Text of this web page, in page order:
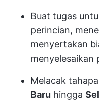
Buat tugas
perincian,
menyertakan
menyelesaikan
Melacak
Baru hingga